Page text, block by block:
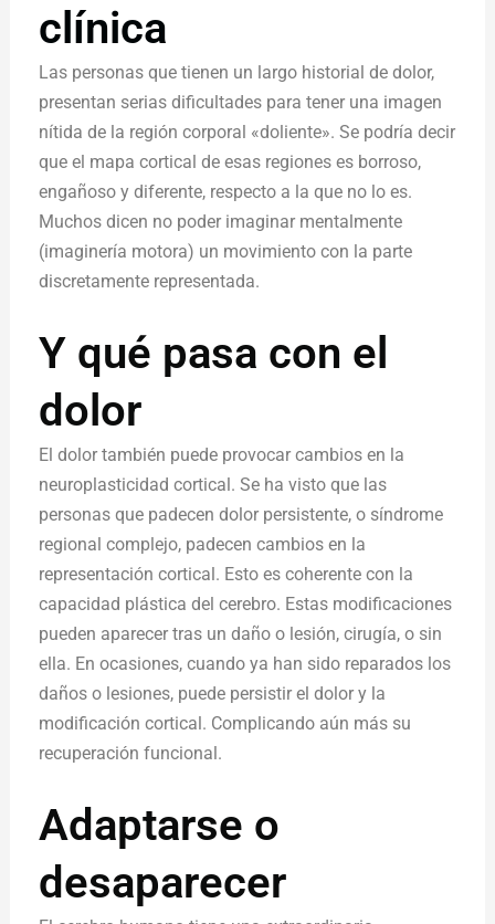
clínica
Las personas que tienen un largo historial de dolor,
presentan serias dificultades para tener una imagen
nítida de la región corporal «doliente». Se podría decir
que el mapa cortical de esas regiones es borroso,
engañoso y diferente, respecto a la que no lo es.
Muchos dicen no poder imaginar mentalmente
(imaginería motora) un movimiento con la parte
discretamente representada.
Y qué pasa con el
dolor
El dolor también puede provocar cambios en la
neuroplasticidad cortical. Se ha visto que las
personas que padecen dolor persistente, o síndrome
regional complejo, padecen cambios en la
representación cortical. Esto es coherente con la
capacidad plástica del cerebro. Estas modificaciones
pueden aparecer tras un daño o lesión, cirugía, o sin
ella. En ocasiones, cuando ya han sido reparados los
daños o lesiones, puede persistir el dolor y la
modificación cortical. Complicando aún más su
recuperación funcional.
Adaptarse o
desaparecer